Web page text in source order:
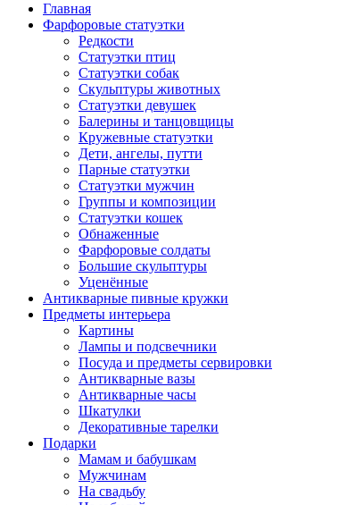
Главная
Фарфоровые статуэтки
Редкости
Cтатуэтки птиц
Cтатуэтки собак
Скульптуры животных
Статуэтки девушек
Балерины и танцовщицы
Кружевные статуэтки
Дети, ангелы, путти
Парные статуэтки
Статуэтки мужчин
Группы и композиции
Статуэтки кошек
Обнаженные
Фарфоровые солдаты
Большие скульптуры
Уценённые
Антикварные пивные кружки
Предметы интерьера
Картины
Лампы и подсвечники
Посуда и предметы сервировки
Антикварные вазы
Антикварные часы
Шкатулки
Декоративные тарелки
Подарки
Мамам и бабушкам
Мужчинам
На свадьбу